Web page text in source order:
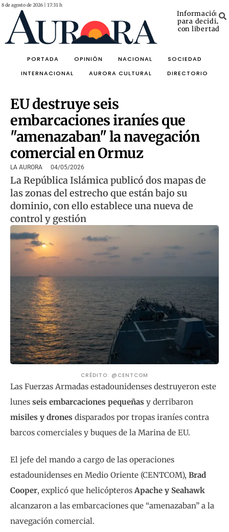
8 de agosto de 2026 | 17:31 h
Información
para decidir
con libertad
PORTADA OPINIÓN NACIONAL
SOCIEDAD
INTERNACIONAL
AURORA CULTURAL DIRECTORIO
EU destruye seis
embarcaciones iraníes que
"amenazaban" la navegación
comercial en Ormuz
LA AURORA 04/05/2026
La República Islámica publicó dos mapas de
las zonas del estrecho que están bajo su
dominio, con ello establece una nueva de
control y gestión
CRÉDITO: @CENTCOM
Las Fuerzas Armadas estadounidenses destruyeron este
lunes seis embarcaciones pequeñas y derribaron
misiles y drones disparados por tropas iraníes contra
barcos comerciales y buques de la Marina de EU.
El jefe del mando a cargo de las operaciones
estadounidenses en Medio Oriente (CENTCOM), Brad
Cooper, explicó que helicópterosApache y Seahawk
alcanzaron a las embarcaciones que “amenazaban” a la
navegación comercial.